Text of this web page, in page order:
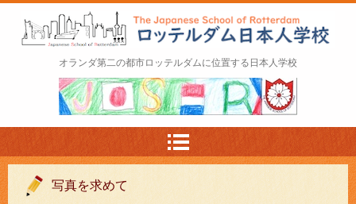
ロッテルダム日本人学校 The Japanese Schoo
l of Rotterdam
オランダ第二の都市ロッテルダムに位置する日本人学校
写真を求めて